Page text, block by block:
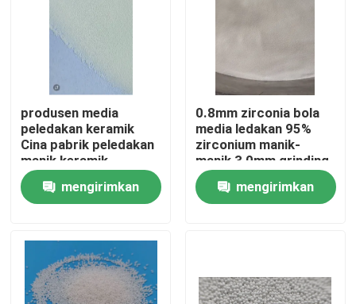
Produk
Tentang kita
Kontrol kualitas
produsen media
peledakan keramik
Cina pabrik peledakan
manik keramik
mengirimkan
0.8mm zirconia bola
media ledakan 95%
zirconium manik-
manik 3,0mm grinding
mengirimkan